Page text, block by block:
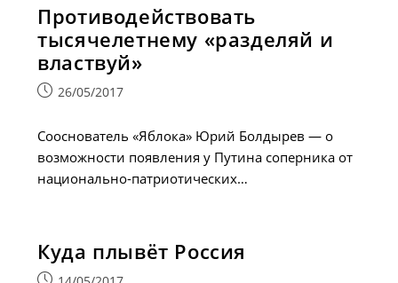
Противодействовать
тысячелетнему «разделяй и
властвуй»
Запись26/05/2017
Сооснователь «Яблока» Юрий Болдырев — о
возможности появления у Путина соперника от
национально-патриотических…
Куда плывёт Россия